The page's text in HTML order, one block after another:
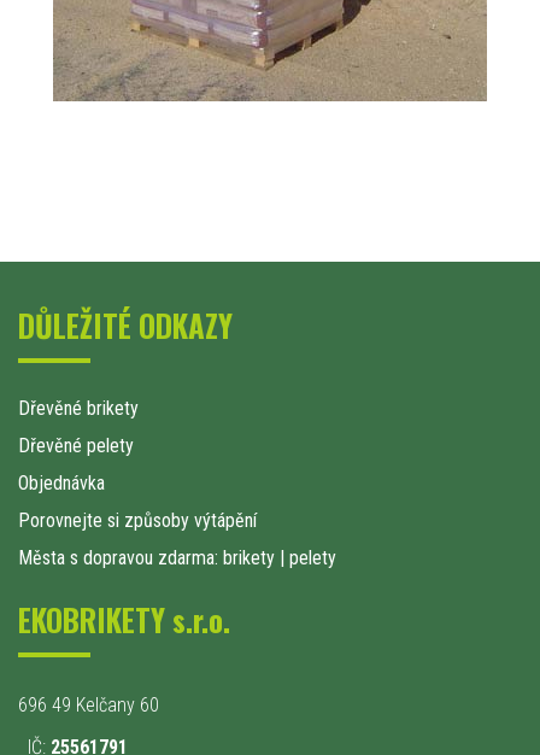
DŮLEŽITÉ ODKAZY
Dřevěné brikety
Dřevěné pelety
Objednávka
Porovnejte si způsoby výtápění
Města s dopravou zdarma: brikety | pelety
EKOBRIKETY s.r.o.
696 49 Kelčany 60
IČ: 25561791